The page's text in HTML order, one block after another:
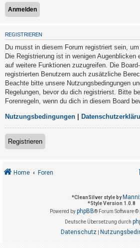
i
s
t
r
i
e
r
e
n
U
n
e
REGISTRIEREN
Du musst in diesem Forum registriert sein,
Die Registrierung ist in wenigen Augenblicken
auf weitere Funktionen zuzugreifen. Die
registrierten Benutzern auch zusätzliche
Beachte bitte unsere Nutzungsbedingungen
Regelungen, bevor du dich registrierst. Bitte
Forenregeln, wenn du dich in diesem Board
Nutzungsbedingungen
Registrieren
Home Foren
*CleanSilver style by
*Style Version 1.0.8
Powered byphpBB® Forum Software
Deutsche Übersetzung durch
Datenschutz|